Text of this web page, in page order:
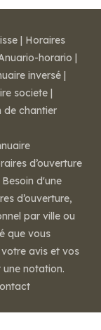
| Horaires
horario |
inversé |
societe |
de chantier
d’ouverture
d'une
d’ouverture,
par ville ou
que vous
avis et vos
notation.